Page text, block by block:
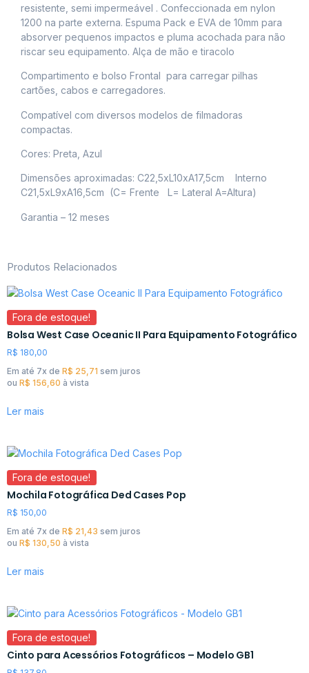
resistente, semi impermeável . Confeccionada em nylon
1200 na parte externa. Espuma Pack e EVA de 10mm para
absorver pequenos impactos e pluma acochada para não
riscar seu equipamento. Alça de mão e tiracolo
Compartimento e bolso Frontal para carregar pilhas
cartões, cabos e carregadores.
Compatível com diversos modelos de filmadoras
compactas.
Cores: Preta, Azul
Dimensões aproximadas: C22,5xL10xA17,5cm Interno
C21,5xL9xA16,5cm (C= Frente L= Lateral A=Altura)
Garantia – 12 meses
Produtos Relacionados
Fora de estoque!
Bolsa West Case Oceanic II Para Equipamento Fotográfico
R$ 180,00
Em até 7x de R$ 25,71 sem juros
ou R$ 156,60 à vista
Ler mais
Fora de estoque!
Mochila Fotográfica Ded Cases Pop
R$ 150,00
Em até 7x de R$ 21,43 sem juros
ou R$ 130,50 à vista
Ler mais
Fora de estoque!
Cinto para Acessórios Fotográficos – Modelo GB1